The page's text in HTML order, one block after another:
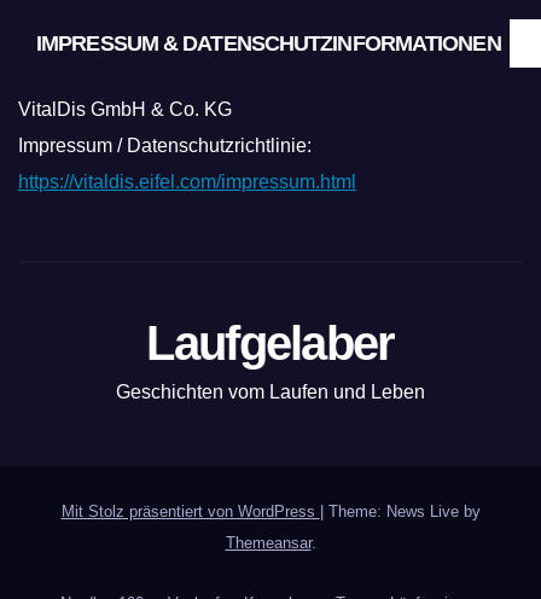
IMPRESSUM & DATENSCHUTZINFORMATIONEN
VitalDis GmbH & Co. KG
Impressum / Datenschutzrichtlinie:
https://vitaldis.eifel.com/impressum.html
Laufgelaber
Geschichten vom Laufen und Leben
Mit Stolz präsentiert von WordPress
Theme: News Live by
Themeansar.